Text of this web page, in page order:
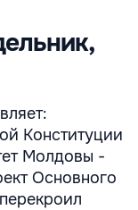
Конституции
Молдовы -
Основного